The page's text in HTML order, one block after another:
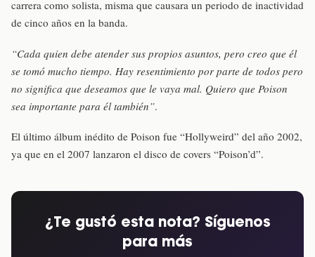
carrera como solista, misma que causara un periodo de inactividad
de cinco años en la banda.
“Cada quien debe atender sus propios asuntos, pero creo que él
se tomó mucho tiempo. Hay resentimiento por parte de todos pero
no significa que deseamos que le vaya mal. Quiero que Poison
sea importante para él también”.
El último álbum inédito de Poison fue “Hollyweird” del año 2002,
ya que en el 2007 lanzaron el disco de covers “Poison’d”.
¿Te gustó esta nota? Síguenos
para más